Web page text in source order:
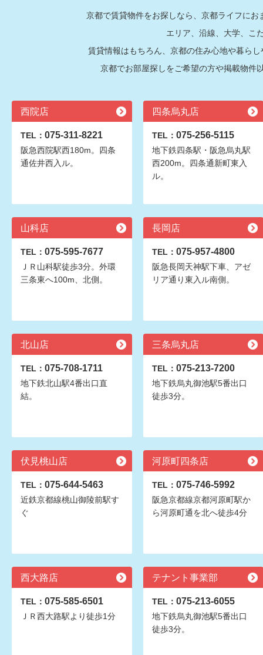
京都で賃貸物件をお探しなら、京都ライフに
エリア、沿線、大学、こ
賃貸情報はもちろん、京都の住み心地や暮ら
京都でお部屋探しをご希望の方や掲載物件
西院店
TEL： 075-311-8221
阪急西院駅西180m。四条
通佐井西入ル。
四条烏丸店
TEL： 075-256-5115
地下鉄四条駅・阪急烏丸駅
西200m。四条通新町東入
ル。
山科店
TEL： 075-595-7677
ＪＲ山科駅徒歩3分。外環
三条東へ100m、北側。
長岡店
TEL： 075-957-4800
阪急長岡天神駅下車、アゼ
リア通り東入ル南側。
北山店
TEL： 075-708-1711
地下鉄北山駅4番出口直
結。
三条烏丸店
TEL： 075-213-7200
地下鉄烏丸御池駅5番出口
徒歩3分。
伏見桃山店
TEL： 075-644-5463
近鉄京都線桃山御陵前駅す
ぐ
河原町四条店
TEL： 075-746-5992
阪急京都線京都河原町駅か
ら河原町通を北へ徒歩4分
西大路店
TEL： 075-585-6501
ＪＲ西大路駅より徒歩1分
テナント事業部
TEL： 075-213-6055
地下鉄烏丸御池駅5番出口
徒歩3分。